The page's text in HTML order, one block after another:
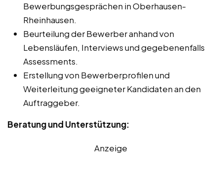
Bewerbungsgesprächen in Oberhausen-
Rheinhausen.
Beurteilung der Bewerber anhand von
Lebensläufen, Interviews und gegebenenfalls
Assessments.
Erstellung von Bewerberprofilen und
Weiterleitung geeigneter Kandidaten an den
Auftraggeber.
Beratung und Unterstützung:
Anzeige